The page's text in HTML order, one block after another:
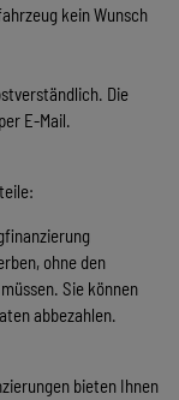
kein Wunsch
Die
E-Mail.
ohne den
Sie können
abbezahlen.
bieten Ihnen